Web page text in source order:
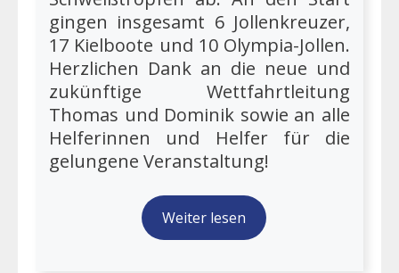
gingen insgesamt 6 Jollenkreuzer,
17 Kielboote und 10 Olympia-Jollen.
Herzlichen Dank an die neue und
zukünftige Wettfahrtleitung
Thomas und Dominik sowie an alle
Helferinnen und Helfer für die
gelungene Veranstaltung!
Weiter lesen